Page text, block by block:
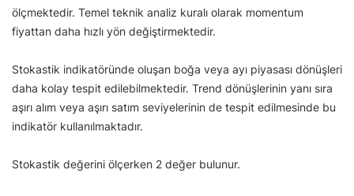
ölçmektedir. Temel teknik analiz kuralı olarak momentum
fiyattan daha hızlı yön değiştirmektedir.
Stokastik indikatöründe oluşan boğa veya ayı piyasası dönüşleri
daha kolay tespit edilebilmektedir. Trend dönüşlerinin yanı sıra
aşırı alım veya aşırı satım seviyelerinin de tespit edilmesinde bu
indikatör kullanılmaktadır.
Stokastik değerini ölçerken 2 değer bulunur.